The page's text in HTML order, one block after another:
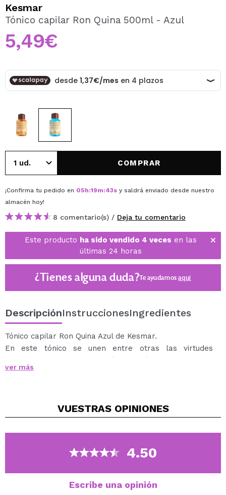
Al crear una cuenta en Maquillalia.com podrás realizar
tus compras rápidamente, revisar el estado de tus
pedidos y consultar tus operaciones anteriores.
CREAR CUENTA
Kesmar
Tónico capilar Ron Quina 500ml - Azul
5,49€
COMPRAR
¡Confirma tu pedido en 05h:19m:43s y saldrá enviado desde nuestro
almacén hoy!
8 comentario(s) / Deja tu comentario
Este producto ha sido vendido 4 veces en las
últimas 24 horas
¿Tienes alguna duda?Te ayudamosaquí
DescripciónInstruccionesIngredientes
Tónico capilar Ron Quina Azul de Kesmar.
En este tónico se unen entre otras las virtudes
naturales de la Quina (Cinchona) y el romero
(Rosmarinus Officinalis) que actúan directamente sobre
Este tónico embellece el cabello y cuero cabelludo
El tónico capilar Ron Quina es una composición químico-
vegetal indicada para combatir la caspa, pobreza del
cabello infecciones de la piel, etc.
muy intenso y agradable.
ver más
VUESTRAS OPINIONES
4.50
Escribe una opinión